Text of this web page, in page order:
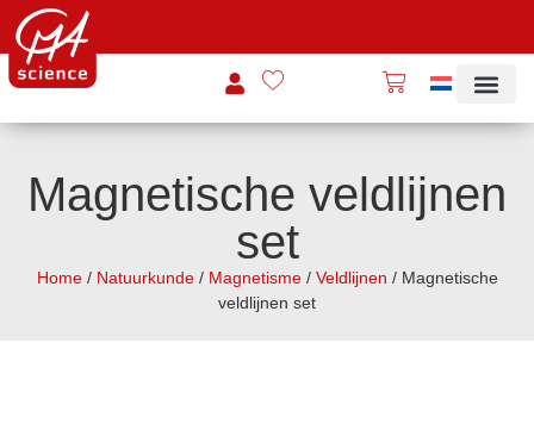
Magnetische veldlijnen
set
Home/ Natuurkunde/ Magnetisme/ Veldlijnen / Magnetische
veldlijnen set